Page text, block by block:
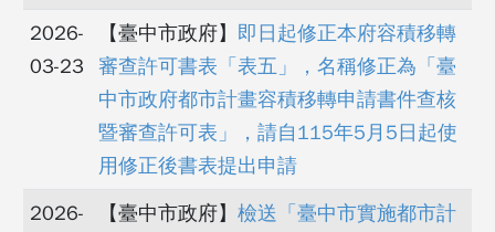
2026-
03-23
【臺中市政府】 即日起修正本府容積移轉
審查許可書表「表五」，名稱修正為「臺
中市政府都市計畫容積移轉申請書件查核
暨審查許可表」，請自115年5月5日起使
用修正後書表提出申請
2026-
【臺中市政府】檢送「臺中市實施都市計